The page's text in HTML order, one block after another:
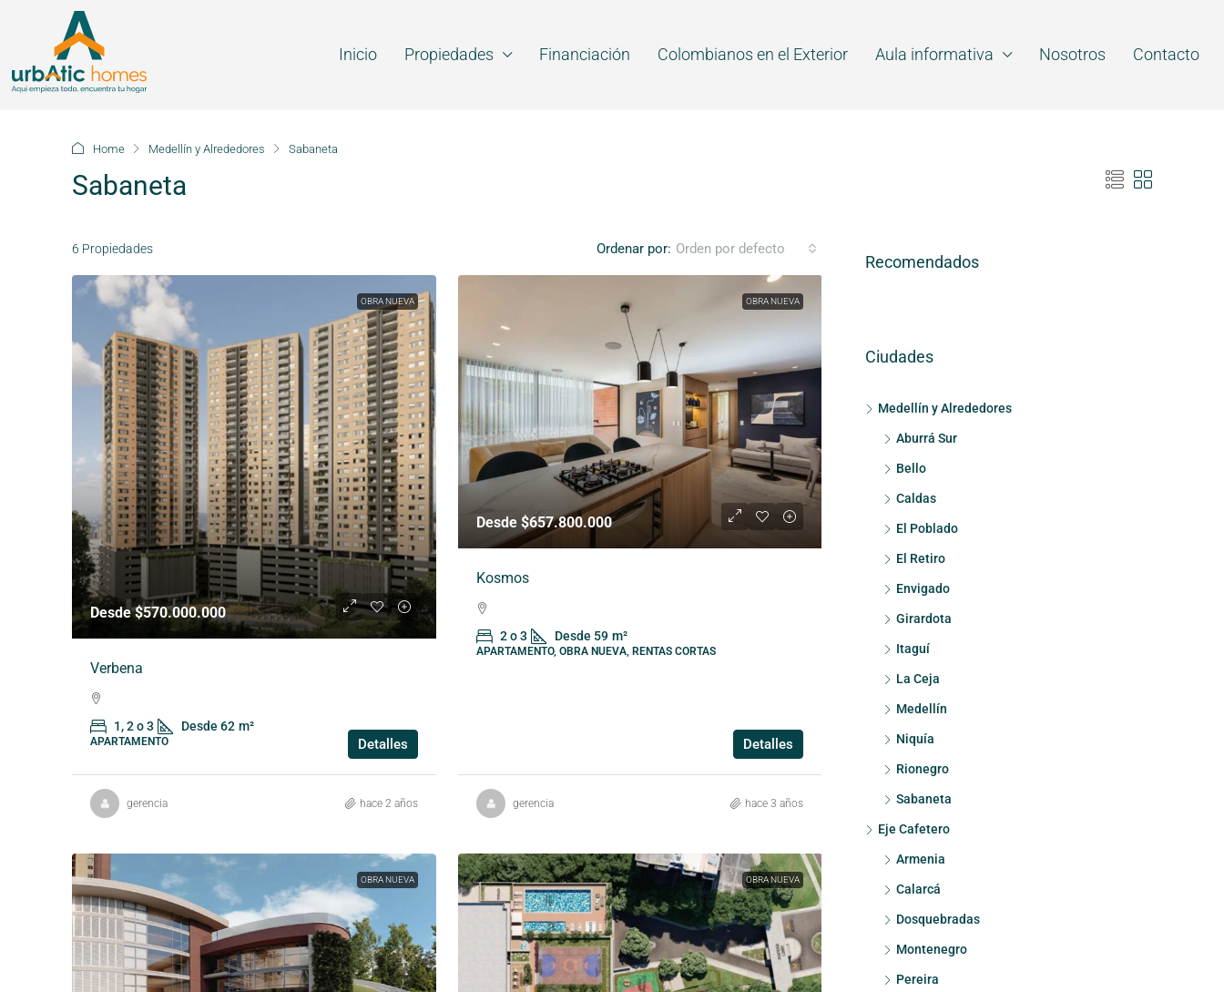
Inicio Propiedades Financiación Colombianos en el Exterior Aula informativa Nosotros Contacto
Home Medellín y Alrededores Sabaneta
Sabaneta
6 Propiedades Ordenar por: Orden por defecto
OBRA NUEVA
Desde $570.000.000
Verbena
1, 2 o 3 Desde 62 m²
APARTAMENTO Detalles
gerencia hace 2 años
OBRA NUEVA
Desde $657.800.000
Kosmos
2 o 3 Desde 59 m²
APARTAMENTO, OBRA NUEVA, RENTAS CORTAS
Detalles
gerencia hace 3 años
OBRA NUEVA OBRA NUEVA
Recomendados
Ciudades
Medellín y Alrededores
Aburrá Sur
Bello
Caldas
El Poblado
El Retiro
Envigado
Girardota
Itaguí
La Ceja
Medellín
Niquía
Rionegro
Sabaneta
Eje Cafetero
Armenia
Calarcá
Dosquebradas
Montenegro
Pereira